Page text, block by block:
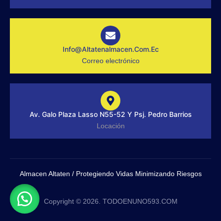
r
a
-
1
-
i
g
Info@altatenalmacen.com.ec
Correo electrónico
Av. Galo Plaza Lasso N55-52 Y Psj. Pedro Barrios
Locación
Almacen Altaten / Protegiendo Vidas Minimizando Riesgos
Copyright © 2026. TODOENUNO593.COM